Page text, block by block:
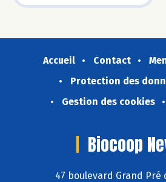
Accueil Contact
Protection des
Gestion des cookies
Biocoop
47 boulevard Grand Pré